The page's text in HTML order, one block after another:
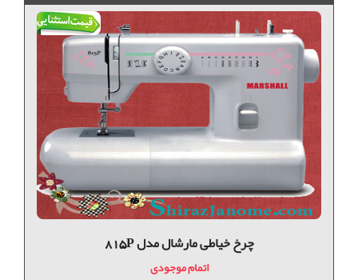
چرخ خیاطی مارشال مدل 815P
اتمام موجودی